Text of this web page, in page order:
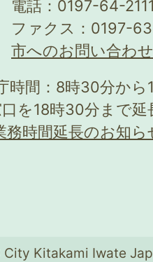
電話：0197-64-
ファクス：0197-
市へのお問い合わ
時間：8時30分か
を18時30分まで
務時間延長のお知ら
Kitakami Iwate